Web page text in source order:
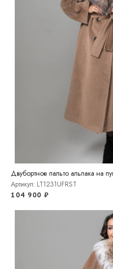
Двубортное пальто альпака на
Артикул: LT1231UFRST
104 900₽